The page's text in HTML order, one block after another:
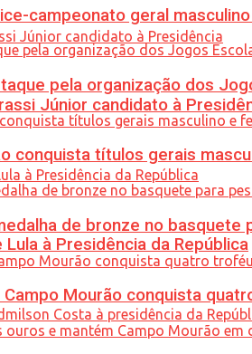
Júnior candidato à
à Presidência da República
campeonato geral
pela organização dos
conquista títulos gerais
de bronze no
Mourão conquista